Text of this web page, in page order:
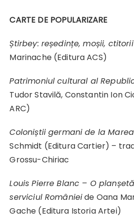
CARTE DE POPULARIZARE
Știrbey: reședințe, moșii, ctitorii
Marinache (Editura ACS)
Patrimoniul cultural al
Tudor Stavilă, Constantin Ion
ARC)
Coloniștii germani de la
Schmidt (Editura Cartier) –
Grossu-Chiriac
Louis Pierre Blanc – O
serviciul Românieide Oana
Gache (Editura Istoria Artei)